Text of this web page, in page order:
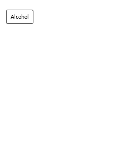
Alcohol